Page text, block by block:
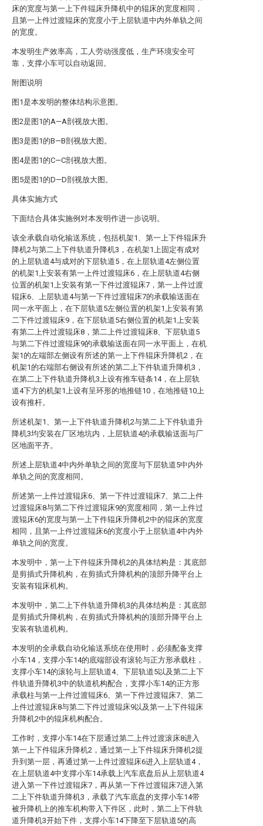
床的宽度与第一上下件辊床升降机中的辊床的宽度相同，
且第一上件过渡辊床的宽度小于上层轨道中内外单轨之间
的宽度。
本发明生产效率高，工人劳动强度低，生产环境安全可
靠，支撑小车可以自动返回。
附图说明
图1是本发明的整体结构示意图。
图2是图1的A—A剖视放大图。
图3是图1的B—B剖视放大图。
图4是图1的C—C剖视放大图。
图5是图1的D—D剖视放大图。
具体实施方式
下面结合具体实施例对本发明作进一步说明。
该全承载自动化输送系统，包括机架1、第一上下件辊床升
降机2与第二上下件轨道升降机3，在机架1上固定有成对
的上层轨道4与成对的下层轨道5，在上层轨道4左侧位置
的机架1上安装有第一上件过渡辊床6，在上层轨道4右侧
位置的机架1上安装有第一下件过渡辊床7，第一上件过渡
辊床6、上层轨道4与第一下件过渡辊床7的承载输送面在
同一水平面上，在下层轨道5左侧位置的机架1上安装有第
二下件过渡辊床9，在下层轨道5右侧位置的机架1上安装
有第二上件过渡辊床8，第二上件过渡辊床8、下层轨道5
与第二下件过渡辊床9的承载输送面在同一水平面上，在机
架1的左端部左侧设有所述的第一上下件辊床升降机2，在
机架1的右端部右侧设有所述的第二上下件轨道升降机3，
在第二上下件轨道升降机3上设有推车链条14，在上层轨
道4下方的机架1上设有呈环形的地推链10，在地推链10上
设有推杆。
所述机架1、第一上下件轨道升降机2与第二上下件轨道升
降机3均安装在厂区地坑内，上层轨道4的承载输送面与厂
区地面平齐。
所述上层轨道4中内外单轨之间的宽度与下层轨道5中内外
单轨之间的宽度相同。
所述第一上件过渡辊床6、第一下件过渡辊床7、第二上件
过渡辊床8与第二下件过渡辊床9的宽度相同，第一上件过
渡辊床6的宽度与第一上下件辊床升降机2中的辊床的宽度
相同，且第一上件过渡辊床6的宽度小于上层轨道4中内外
单轨之间的宽度。
本发明中，第一上下件辊床升降机2的具体结构是：其底部
是剪插式升降机构，在剪插式升降机构的顶部升降平台上
安装有辊床机构。
本发明中，第二上下件轨道升降机3的具体结构是：其底部
是剪插式升降机构，在剪插式升降机构的顶部升降平台上
安装有轨道机构。
本发明的全承载自动化输送系统在使用时，必须配备支撑
小车14，支撑小车14的底端部设有滚轮与正方形承载柱，
支撑小车14的滚轮与上层轨道4、下层轨道5以及第二上下
件轨道升降机3中的轨道机构配合，支撑小车14的正方形
承载柱与第一上件过渡辊床6、第一下件过渡辊床7、第二
上件过渡辊床8与第二下件过渡辊床9以及第一上下件辊床
升降机2中的辊床机构配合。
工作时，支撑小车14在下层通过第二上件过渡滚床8进入
第一上下件辊床升降机2，通过第一上下件辊床升降机2提
升到第一层，再通过第一上件过渡辊床6进入上层轨道4，
在上层轨道4中支撑小车14承载上汽车底盘后从上层轨道4
进入第一下件过渡辊床7，再从第一下件过渡辊床7进入第
二上下件轨道升降机3，承载了汽车底盘的支撑小车14带
被升降机上的推车机构带入下件区，此时，第二上下件轨
道升降机3开始下件，支撑小车14下降至下层轨道5的高